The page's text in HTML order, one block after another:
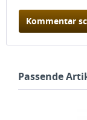
Kommentar
Passende